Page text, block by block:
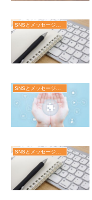
SNSとメッセージアプリ